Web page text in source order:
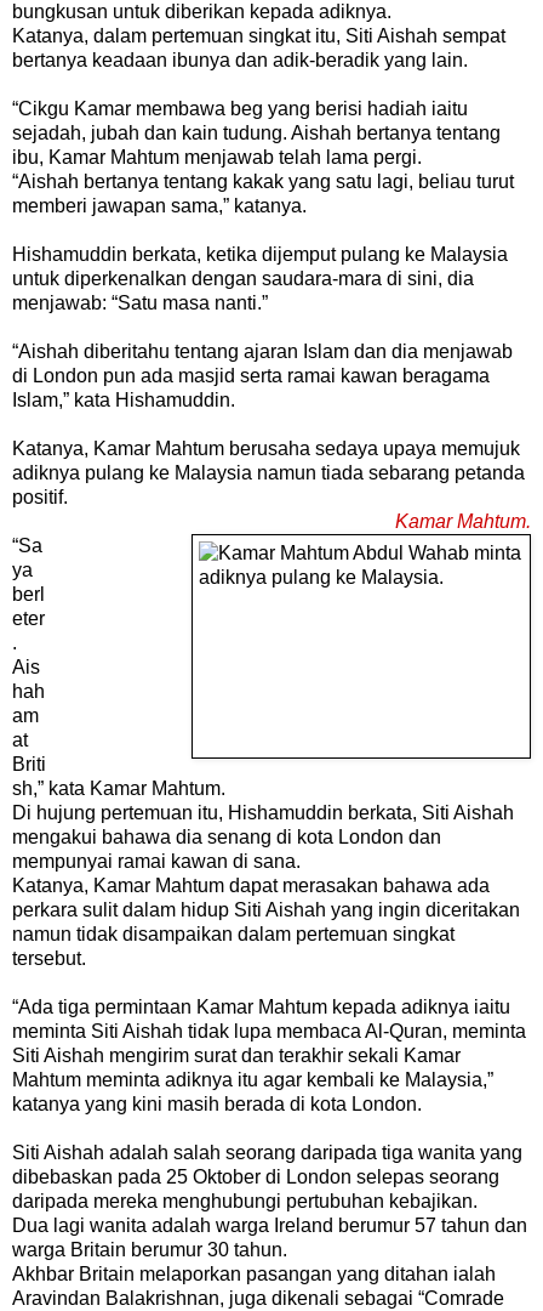
bungkusan untuk diberikan kepada adiknya.
Katanya, dalam pertemuan singkat itu, Siti Aishah sempat
bertanya keadaan ibunya dan adik-beradik yang lain.
“Cikgu Kamar membawa beg yang berisi hadiah iaitu
sejadah, jubah dan kain tudung. Aishah bertanya tentang
ibu, Kamar Mahtum menjawab telah lama pergi.
“Aishah bertanya tentang kakak yang satu lagi, beliau turut
memberi jawapan sama,” katanya.
Hishamuddin berkata, ketika dijemput pulang ke Malaysia
untuk diperkenalkan dengan saudara-mara di sini, dia
menjawab: “Satu masa nanti.”
“Aishah diberitahu tentang ajaran Islam dan dia menjawab
di London pun ada masjid serta ramai kawan beragama
Islam,” kata Hishamuddin.
Katanya, Kamar Mahtum berusaha sedaya upaya memujuk
adiknya pulang ke Malaysia namun tiada sebarang petanda
positif.
Kamar Mahtum.
“Sa
ya
berl
eter
.
Ais
hah
am
at
Briti
sh,” kata Kamar Mahtum.
Di hujung pertemuan itu, Hishamuddin berkata, Siti Aishah
mengakui bahawa dia senang di kota London dan
mempunyai ramai kawan di sana.
Katanya, Kamar Mahtum dapat merasakan bahawa ada
perkara sulit dalam hidup Siti Aishah yang ingin diceritakan
namun tidak disampaikan dalam pertemuan singkat
tersebut.
“Ada tiga permintaan Kamar Mahtum kepada adiknya iaitu
meminta Siti Aishah tidak lupa membaca Al-Quran, meminta
Siti Aishah mengirim surat dan terakhir sekali Kamar
Mahtum meminta adiknya itu agar kembali ke Malaysia,”
katanya yang kini masih berada di kota London.
Siti Aishah adalah salah seorang daripada tiga wanita yang
dibebaskan pada 25 Oktober di London selepas seorang
daripada mereka menghubungi pertubuhan kebajikan.
Dua lagi wanita adalah warga Ireland berumur 57 tahun dan
warga Britain berumur 30 tahun.
Akhbar Britain melaporkan pasangan yang ditahan ialah
Aravindan Balakrishnan, juga dikenali sebagai “Comrade